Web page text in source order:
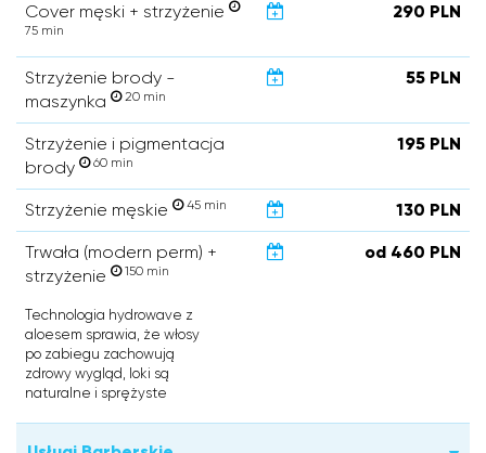
Cover męski + strzyżenie
75 min
290 PLN
Strzyżenie brody -
maszynka
20 min
55 PLN
Strzyżenie i pigmentacja
brody
60 min
195 PLN
Strzyżenie męskie 45 min 130 PLN
Trwała (modern perm) +
strzyżenie
150 min
od 460 PLN
Technologia hydrowave z
aloesem sprawia, że włosy
po zabiegu zachowują
zdrowy wygląd, loki są
naturalne i sprężyste